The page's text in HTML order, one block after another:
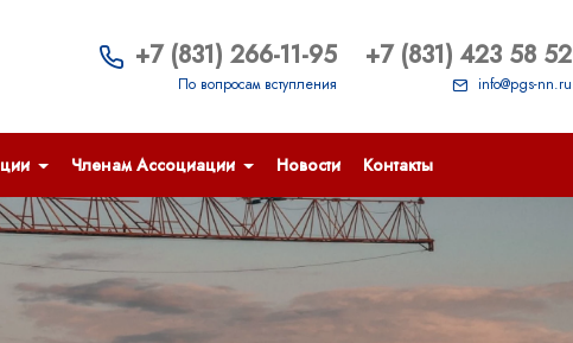
+7 (831) 266-11-95
По вопросам вступления
+7 (831) 423 58 52
info@pgs-nn.ru
Членам Ассоциации Новости Контакты